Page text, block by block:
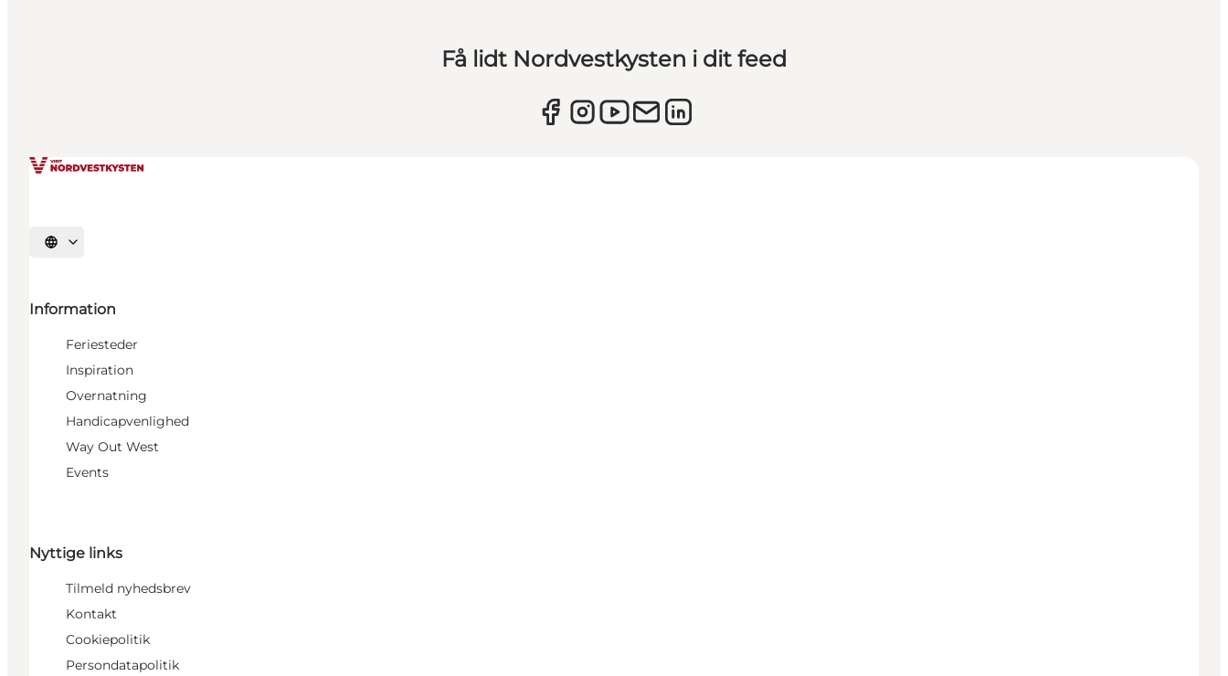
Få lidt Nordvestkysten i dit feed
Vælg sprog
Information
Feriesteder
Inspiration
Overnatning
Handicapvenlighed
Way Out West
Events
Nyttige links
Tilmeld nyhedsbrev
Kontakt
Cookiepolitik
Persondatapolitik